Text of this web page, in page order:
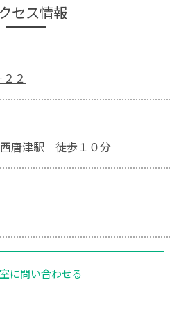
セス情報
２
唐津駅 徒歩１０分
に問い合わせる